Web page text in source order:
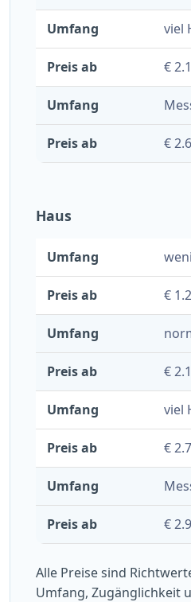
viel
€
€
Haus
€
€
viel
€
€
Alle Preise sind
Umfang, Zugänglichkeit